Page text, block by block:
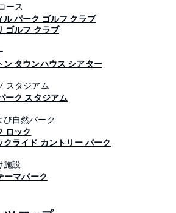
ース
ル パーク ゴルフ クラブ
ゴルフ クラブ
ン タウンハウス シアター
スタジアム
ーク スタジアム
び自然パーク
ロック
クライド カントリー パーク
施設
ーマパーク